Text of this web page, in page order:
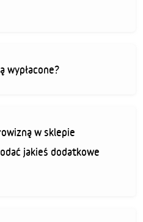
wypłacone?
w sklepie
jakieś dodatkowe